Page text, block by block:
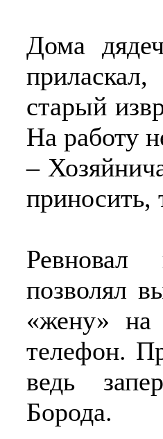
Дома
старый
На работу
–
приносить,
позволял
«жену» на
телефон.
ведь
Борода.